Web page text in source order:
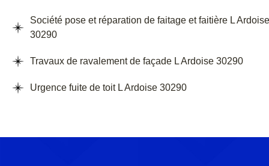
Société pose et réparation de faitage et faitière L Ardoise
30290
Travaux de ravalement de façade L Ardoise 30290
Urgence fuite de toit L Ardoise 30290